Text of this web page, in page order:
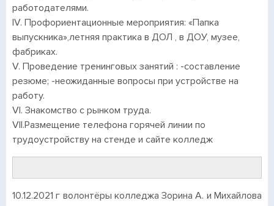
работодателями.
IV. Профориентационные мероприятия: «Папка
выпускника»,летняя практика в ДОЛ , в ДОУ, музее,
фабриках.
V. Проведение тренинговых занятий : -составление
резюме; -неожиданные вопросы при устройстве на
работу.
VI. Знакомство с рынком труда.
VII.Размещение телефона горячей линии по
трудоустройству на стенде и сайте колледж
10.12.2021 г волонтёры колледжа Зорина А. и Михайлова